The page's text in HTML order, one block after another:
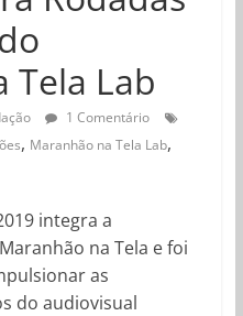
Tela Lab
1 Comentário
, Maranhão na Tela Lab,
integra a
na Tela e foi
as
do audiovisual